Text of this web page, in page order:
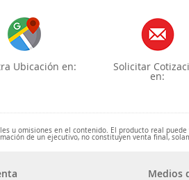
Ubicación en: Solicitar
en:
u omisiones en el contenido. El producto real
de un ejecutivo, no constituyen venta final,
Medios